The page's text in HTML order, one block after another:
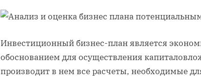
Инвестиционный бизнес-план является
обоснованием для осуществления
производит в нем все расчеты, необходимые